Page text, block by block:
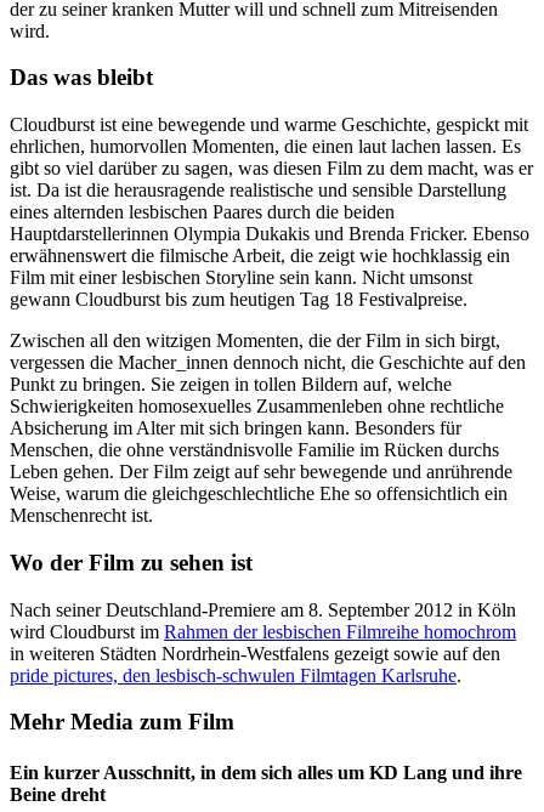
der zu seiner kranken Mutter will und schnell zum Mitreisenden
wird.
Das was bleibt
Cloudburst ist eine bewegende und warme Geschichte, gespickt mit
ehrlichen, humorvollen Momenten, die einen laut lachen lassen. Es
gibt so viel darüber zu sagen, was diesen Film zu dem macht, was er
ist. Da ist die herausragende realistische und sensible Darstellung
eines alternden lesbischen Paares durch die beiden
Hauptdarstellerinnen Olympia Dukakis und Brenda Fricker. Ebenso
erwähnenswert die filmische Arbeit, die zeigt wie hochklassig ein
Film mit einer lesbischen Storyline sein kann. Nicht umsonst
gewann Cloudburst bis zum heutigen Tag 18 Festivalpreise.
Zwischen all den witzigen Momenten, die der Film in sich birgt,
vergessen die Macher_innen dennoch nicht, die Geschichte auf den
Punkt zu bringen. Sie zeigen in tollen Bildern auf, welche
Schwierigkeiten homosexuelles Zusammenleben ohne rechtliche
Absicherung im Alter mit sich bringen kann. Besonders für
Menschen, die ohne verständnisvolle Familie im Rücken durchs
Leben gehen. Der Film zeigt auf sehr bewegende und anrührende
Weise, warum die gleichgeschlechtliche Ehe so offensichtlich ein
Menschenrecht ist.
Wo der Film zu sehen ist
Nach seiner Deutschland-Premiere am 8. September 2012 in Köln
wird Cloudburst im Rahmen der lesbischen Filmreihe homochrom
in weiteren Städten Nordrhein-Westfalens gezeigt sowie auf den
pride pictures, den lesbisch-schwulen Filmtagen Karlsruhe.
Mehr Media zum Film
Ein kurzer Ausschnitt, in dem sich alles um KD Lang und ihre
Beine dreht